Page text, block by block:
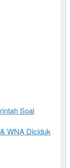
Soal
WNA Diciduk